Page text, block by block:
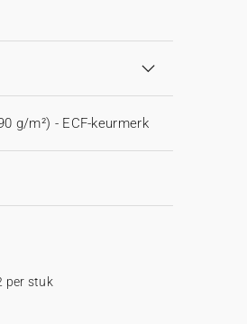
g/m²) - ECF-keurmerk
per stuk